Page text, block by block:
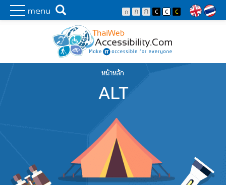
menu
Skip to main content
พัฒนาเว็บไซต์ที่ทุกคนเข้าถึงได้ที่แรก
Search
หน้าหลัก
ALT